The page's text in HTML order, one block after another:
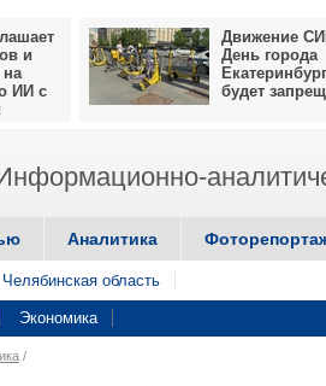
и
на
ИИ с
Движение
День города
будет
Аналитика
Челябинская область
Экономика
/